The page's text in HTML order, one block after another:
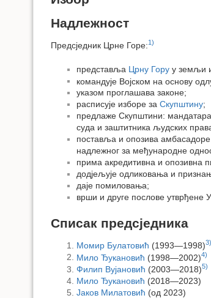
Надлежност
Предсједник Црне Горе:1)
представља Црну Гору у земљи
командује Војском на основу
указом проглашава законе;
расписује изборе за Скупштину;
предлаже Скупштини: мандатара
суда и заштитника људских
поставља и опозива
надлежног за међународне
прима акредитивна и опозивна
додјељује одликовања и
даје помиловања;
врши и друге послове утврђене
Списак предсједника
Момир Булатовић (1993—1998)3)
Мило Ђукановић (1998—2002)4)
Филип Вујановић (2003—2018)5)
Мило Ђукановић (2018—2023)
Јаков Милатовић (од 2023)